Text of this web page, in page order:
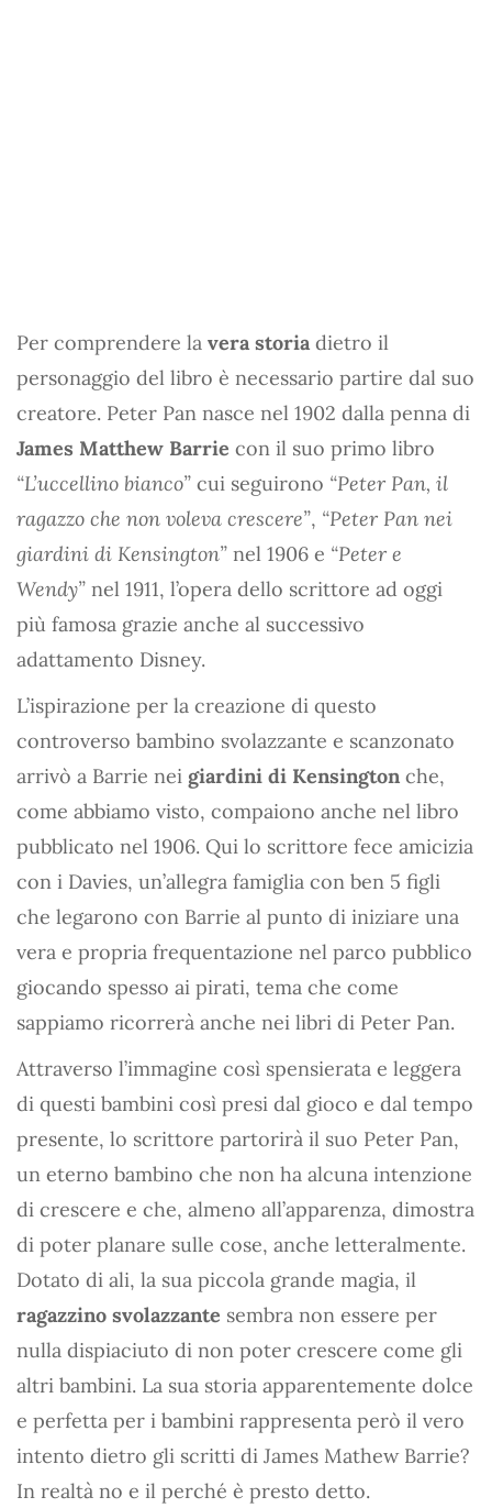
Per comprendere la vera storia dietro il
personaggio del libro è necessario partire dal suo
creatore. Peter Pan nasce nel 1902 dalla penna di
James Matthew Barrie con il suo primo libro
“L’uccellino bianco” cui seguirono “Peter Pan, il
ragazzo che non voleva crescere”, “Peter Pan nei
giardini di Kensington” nel 1906 e “Peter e
Wendy” nel 1911, l’opera dello scrittore ad oggi
più famosa grazie anche al successivo
adattamento Disney.
L’ispirazione per la creazione di questo
controverso bambino svolazzante e scanzonato
arrivò a Barrie nei giardini di Kensington che,
come abbiamo visto, compaiono anche nel libro
pubblicato nel 1906. Qui lo scrittore fece amicizia
con i Davies, un’allegra famiglia con ben 5 figli
che legarono con Barrie al punto di iniziare una
vera e propria frequentazione nel parco pubblico
giocando spesso ai pirati, tema che come
sappiamo ricorrerà anche nei libri di Peter Pan.
Attraverso l’immagine così spensierata e leggera
di questi bambini così presi dal gioco e dal tempo
presente, lo scrittore partorirà il suo Peter Pan,
un eterno bambino che non ha alcuna intenzione
di crescere e che, almeno all’apparenza, dimostra
di poter planare sulle cose, anche letteralmente.
Dotato di ali, la sua piccola grande magia, il
ragazzino svolazzante sembra non essere per
nulla dispiaciuto di non poter crescere come gli
altri bambini. La sua storia apparentemente dolce
e perfetta per i bambini rappresenta però il vero
intento dietro gli scritti di James Mathew Barrie?
In realtà no e il perché è presto detto.